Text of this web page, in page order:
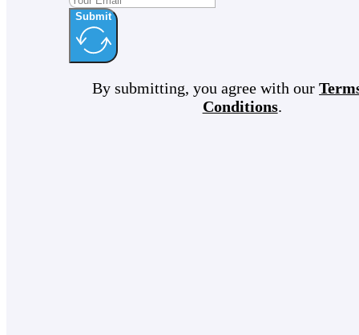
Submit
By submitting, you agree with our
Conditions.